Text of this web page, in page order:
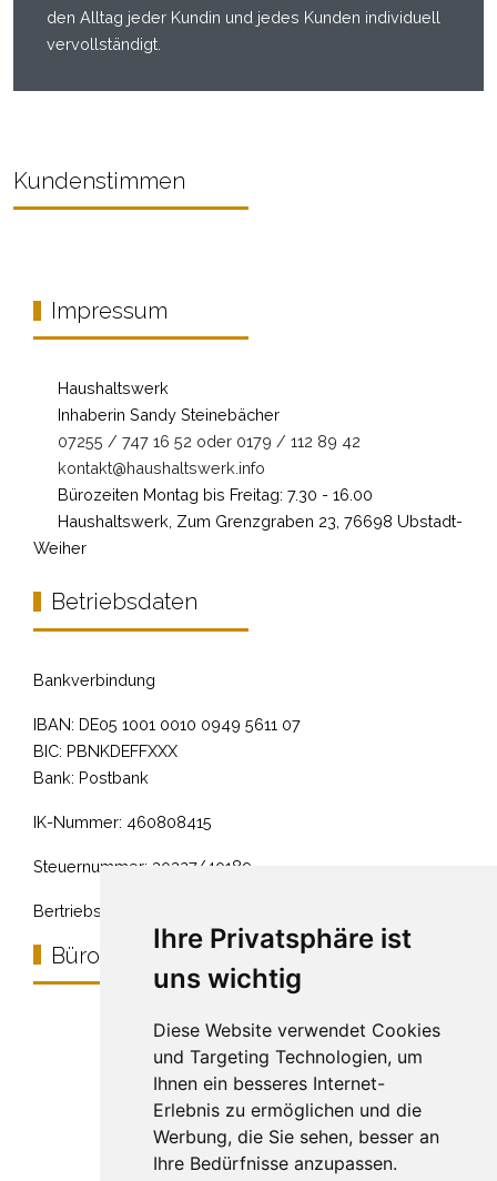
Ihre Privatsphäre ist
uns wichtig
Diese Website verwendet Cookies
und Targeting Technologien, um
Ihnen ein besseres Internet-
Erlebnis zu ermöglichen und die
Werbung, die Sie sehen, besser an
Ihre Bedürfnisse anzupassen.
den Alltag jeder Kundin und jedes Kunden individuell
vervollständigt.
Kundenstimmen
Impressum
Haushaltswerk
Inhaberin Sandy Steinebächer
07255 / 747 16 52 oder 0179 / 112 89 42
kontakt@haushaltswerk.info
Bürozeiten Montag bis Freitag: 7.30 - 16.00
Haushaltswerk, Zum Grenzgraben 23, 76698 Ubstadt-
Weiher
Betriebsdaten
Bankverbindung
IBAN: DE05 1001 0010 0949 5611 07
BIC: PBNKDEFFXXX
Bank: Postbank
IK-Nummer: 460808415
Steuernummer: 30327/40189
Bertriebshaftpflicht: Barmenia Versicherung
Bürostandort